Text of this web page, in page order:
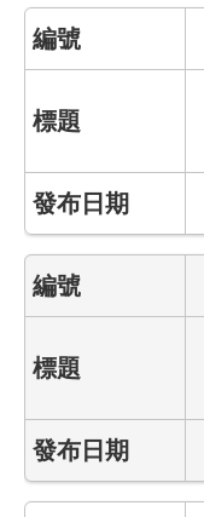
線
上
務
絡
資
訊
連
影
音
專